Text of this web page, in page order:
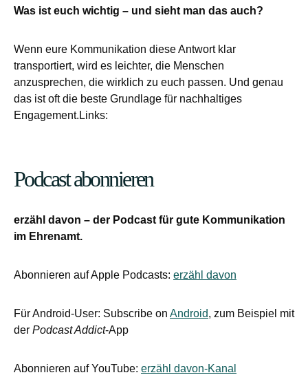
Was ist euch wichtig – und sieht man das auch?
Wenn eure Kommunikation diese Antwort klar
transportiert, wird es leichter, die Menschen
anzusprechen, die wirklich zu euch passen. Und genau
das ist oft die beste Grundlage für nachhaltiges
Engagement.Links:
Podcast abonnieren
erzähl davon – der Podcast für gute Kommunikation
im Ehrenamt.
Abonnieren auf Apple Podcasts: erzähl davon
Für Android-User: Subscribe on Android, zum Beispiel mit
der Podcast Addict-App
Abonnieren auf YouTube: erzähl davon-Kanal